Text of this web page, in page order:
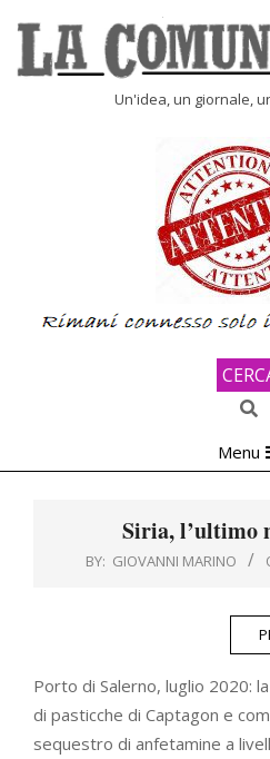
content
Un'idea, un giornale,
Navigation
Menu
Siria, l’ultimo
BY: GIOVANNI MARINO
Porto di Salerno, luglio 2020:
di pasticche di Captagon e
sequestro di anfetamine a